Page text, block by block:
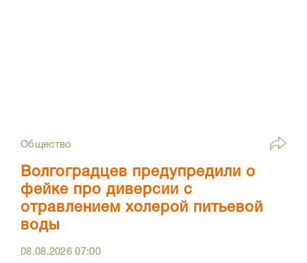
Общество
Волгоградцев предупредили о
фейке про диверсии с
отравлением холерой питьевой
воды
08.08.202607:00